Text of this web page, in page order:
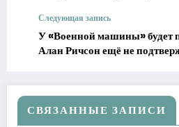
Следующая запись
У «Военной машины» будет
Алан Ричсон ещё не
СВЯЗАННЫЕ ЗАПИСИ